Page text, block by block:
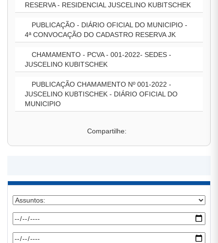
RESERVA - RESIDENCIAL JUSCELINO KUBITSCHEK
PUBLICAÇÃO - DIÁRIO OFICIAL DO MUNICIPIO -
4ª CONVOCAÇÃO DO CADASTRO RESERVA JK
CHAMAMENTO - PCVA - 001-2022- SEDES -
JUSCELINO KUBITSCHEK
PUBLICAÇÃO CHAMAMENTO Nº 001-2022 -
JUSCELINO KUBTISCHEK - DIÁRIO OFICIAL DO
MUNICIPIO
Compartilhe: